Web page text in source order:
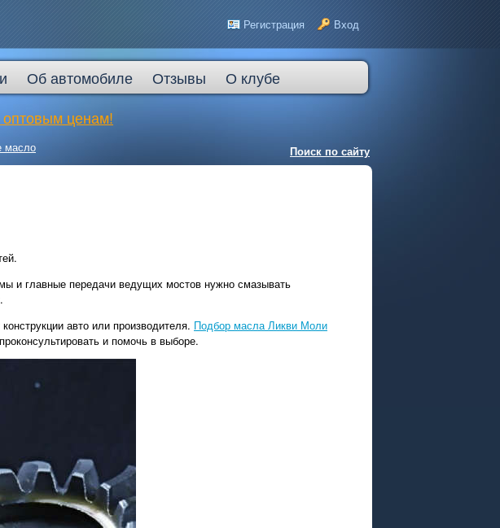
Регистрация Вход
Об автомобиле Отзывы
О клубе
ценам!
масло Поиск по сайту
и главные передачи ведущих мостов нужно смазывать
авто или производителя. Подбор масла Ликви Моли
и помочь в выборе.